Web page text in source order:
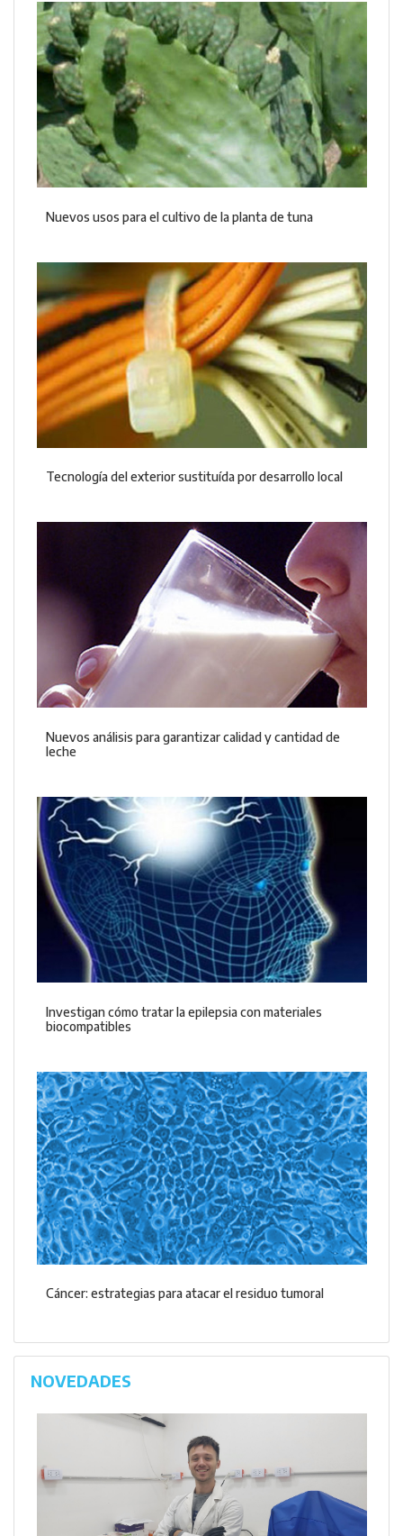
Nuevos usos para el cultivo de la planta de tuna
Tecnología del exterior sustituída por desarrollo local
Nuevos análisis para garantizar calidad y cantidad de
leche
Investigan cómo tratar la epilepsia con materiales
biocompatibles
Cáncer: estrategias para atacar el residuo tumoral
NOVEDADES